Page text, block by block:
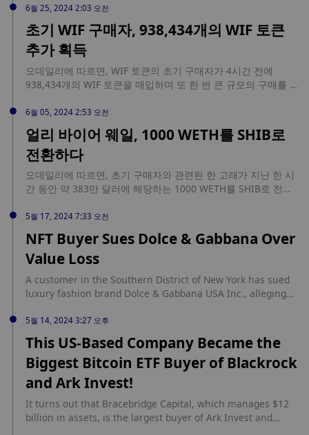
profitability. The deal between Block and Core Scientific
aims to redefine Bitcoin mining standards, leveraging
advanced ASICs. Jack Dorsey’s financial services company
Block has finalized a major deal […] source:
of-blocks-3nm-bitcoin-mining-asics/
6월 25, 2024 2:03 오전
초기 WIF 구매자, 938,434개의 WIF 토큰
추가 획득
오데일리에 따르면, WIF 토큰의 초기 구매자가 4시간 전에
938,434개의 WIF 토큰을 매입하며 또 한 번 큰 규모의 구매를 진
구매자가 WIF 토큰에 상당한 금액을 투자한 것은 이번이 처음이
아닙니다. 2023년 12월 9일과 13일에도 같은 구매자가 358만
개의 WIF 토큰을 21,000달러에 구매했습니다. 현재 시장 가치로
이 토큰의 가치는 660만 달러에 달합니다. 이번 구매로 구매자는
달러의 가치가 있습니다. 초기 구매자가 WIF 토큰에 지속적으로
투자하는 것은 이 토큰의 잠재력에 대한 강한 믿음을 나타냅니
6월 05, 2024 2:53 오전
얼리 바이어 웨일, 1000 WETH를 SHIB로
전환하다
오데일리에 따르면, 초기 구매자와 관련된 한 고래가 지난 한 시
간 동안 약 383만 달러에 해당하는 1000 WETH를 SHIB로 전환
러에 해당하는 1670억 SHIB를 매도한 것이었습니다. 이 토큰은
2021년 3월 1일에 51.6조 SHIB를 단 45ETH, 즉 63.7천 달러에
구매한 초초단기 구매자로부터 비롯되었습니다. 이 고래는 여전
히 약 445만 달러에 해당하는 1169 WETH를 보유하고 있으며,
5월 17, 2024 7:33 오전
NFT Buyer Sues Dolce & Gabbana Over
Value Loss
A customer in the Southern District of New York has sued
luxury fashion brand Dolce & Gabbana USA Inc., alleging
leading to a significant decline in their value. The lawsuit,
filed by Luke Brown, as reported by Bloomberg, centers on
the DGFamily NFTs, which were marketed as […] source:
https://coinedition.com/nft-buyer-sues-dolce-gabbana-over-
value-loss/
5월 14, 2024 3:27 오후
This US-Based Company Became the
Biggest Bitcoin ETF Buyer of Blackrock
and Ark Invest!
It turns out that Bracebridge Capital, which manages $12
billion in assets, is the largest buyer of Ark Invest and